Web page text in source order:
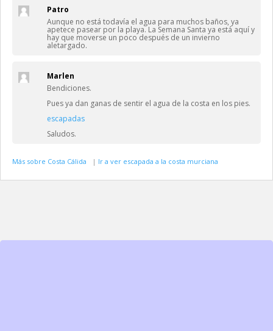
Patro
Aunque no está todavía el agua para muchos baños, ya
apetece pasear por la playa. La Semana Santa ya está aquí y
hay que moverse un poco después de un invierno
aletargado.
Marlen
Bendiciones.
Pues ya dan ganas de sentir el agua de la costa en los pies.
escapadas
Saludos.
Más sobre Costa Cálida | Ir a ver escapada a la costa murciana